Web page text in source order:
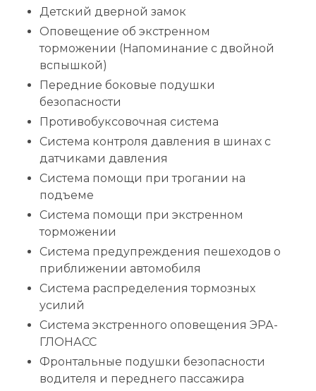
Детский дверной замок
Оповещение об экстренном
торможении (Напоминание с двойной
вспышкой)
Передние боковые подушки
безопасности
Противобуксовочная система
Система контроля давления в шинах с
датчиками давления
Система помощи при трогании на
подъеме
Система помощи при экстренном
торможении
Система предупреждения пешеходов о
приближении автомобиля
Система распределения тормозных
усилий
Система экстренного оповещения ЭРА-
ГЛОНАСС
Фронтальные подушки безопасности
водителя и переднего пассажира